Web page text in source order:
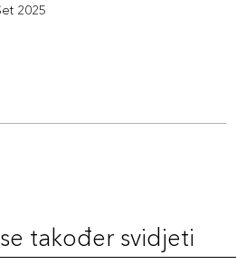
2025
također svidjeti